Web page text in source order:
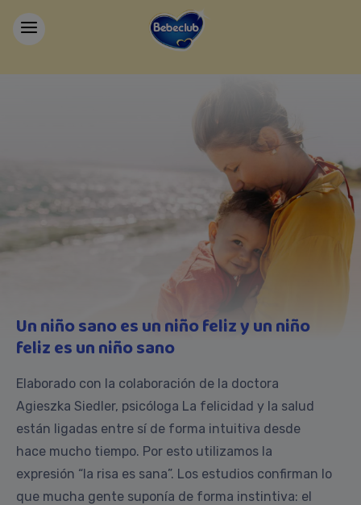
Un niño sano es un niño feliz y un niño
feliz es un niño sano
Elaborado con la colaboración de la doctora
Agieszka Siedler, psicóloga La felicidad y la salud
están ligadas entre sí de forma intuitiva desde
hace mucho tiempo. Por esto utilizamos la
expresión “la risa es sana”. Los estudios confirman lo
que mucha gente suponía de forma instintiva: el